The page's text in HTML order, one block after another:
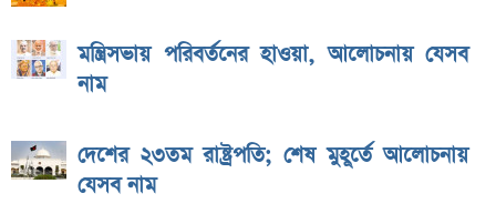
মন্ত্রিসভায় পরিবর্তনের হাওয়া, আলোচনায় যেসব
নাম
দেশের ২৩তম রাষ্ট্রপতি; শেষ মুহূর্তে আলোচনায়
যেসব নাম